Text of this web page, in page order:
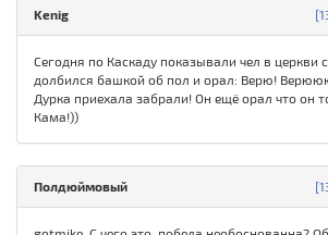
Kenig
Сегодня по Каскаду показывали чел в церкви
долбился башкой об пол и орал: Верю!
Дурка приехала забрали! Он ещё орал что он
Кама!))
Полдюймовый